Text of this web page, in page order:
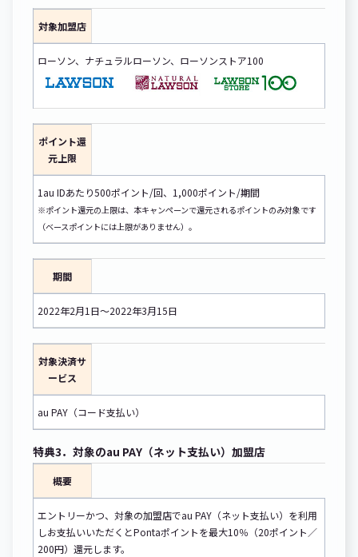
対象加盟店
ローソン、ナチュラルローソン、ローソンストア100
ポイント還
元上限
1au IDあたり500ポイント/回、1,000ポイント/期間
※ポイント還元の上限は、本キャンペーンで還元されるポイントのみ対象です
（ベースポイントには上限がありません）。
期間
2022年2月1日～2022年3月15日
対象決済サ
ービス
au PAY（コード支払い）
特典3．対象のau PAY（ネット支払い）加盟店
概要
エントリーかつ、対象の加盟店でau PAY（ネット支払い）を利用
しお支払いいただくとPontaポイントを最大10％（20ポイント／
200円）還元します。